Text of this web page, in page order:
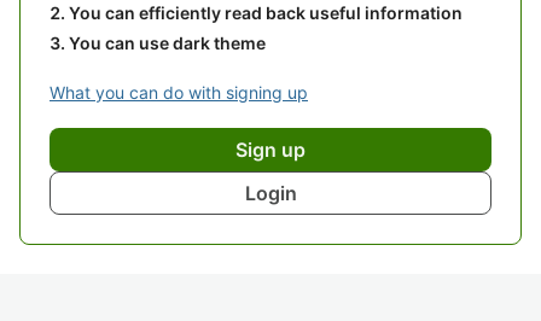
You can efficiently read back useful information
You can use dark theme
What you can do with signing up
Sign up
Login